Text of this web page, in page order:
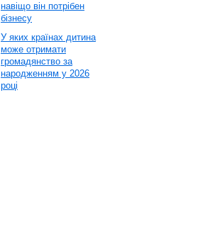
навіщо він потрібен
бізнесу
У яких країнах дитина
може отримати
громадянство за
народженням у 2026
році